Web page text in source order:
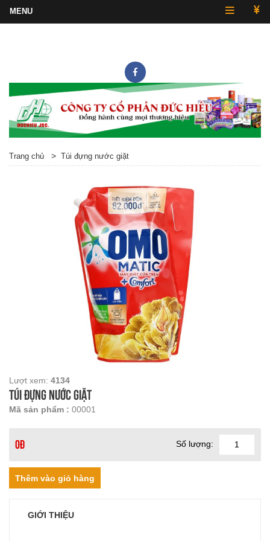
Trang chủ > Túi đựng nước giặt
Lượt xem: 4134
Túi đựng nước giặt
Mã sản phẩm : 00001
0đ Số lượng:
GIỚI THIỆU